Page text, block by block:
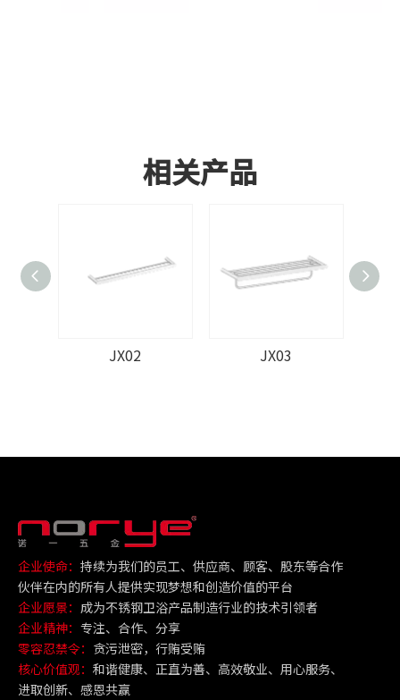
相关产品
JX02 JX03
企业使命： 持续为我们的员工、供应商、顾客、股东等合作
伙伴在内的所有人提供实现梦想和创造价值的平台
企业愿景： 成为不锈钢卫浴产品制造行业的技术引领者
企业精神： 专注、合作、分享
零容忍禁令： 贪污泄密，行贿受贿
核心价值观： 和谐健康、正直为善、高效敬业、用心服务、
进取创新、感恩共赢